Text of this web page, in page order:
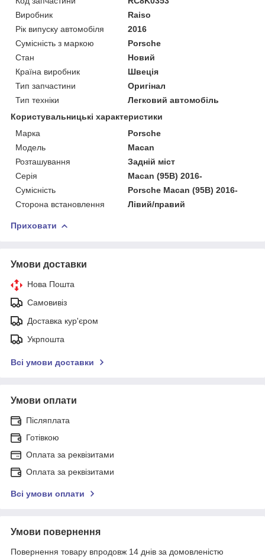
Виробник
Raiso
Рік випуску автомобіля
2016
Сумісність з маркою
Porsche
Стан
Новий
Країна виробник
Швеція
Тип запчастини
Оригінал
Тип техніки
Легковий автомобіль
Користувальницькі характеристики
Марка
Porsche
Мoдель
Macan
Розташування
Задній міст
Серія
Macan (95B) 2016-
Сумісність
Porsche Macan (95B) 2016-
Сторона встановлення
Лівий/правий
Приховати
Умови доставки
Нова Пошта
Самовивіз
Доставка кур'єром
Укрпошта
Всі умови доставки
Умови оплати
Післяплата
Готівкою
Оплата за реквізитами
Оплата за реквізитами
Всі умови оплати
Умови повернення
Повернення товару впродовж 14 днів за домовленістю